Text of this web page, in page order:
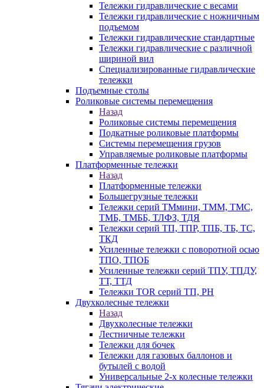
Тележки гидравлические с весами
Тележки гидравлические с ножничным
подъемом
Тележки гидравлические стандартные
Тележки гидравлические с различной
шириной вил
Специализированные гидравлические
тележки
Подъемные столы
Роликовые системы перемещения
Назад
Роликовые системы перемещения
Подкатные роликовые платформы
Системы перемещения грузов
Управляемые роликовые платформы
Платформенные тележки
Назад
Платформенные тележки
Большегрузные тележки
Тележки серий ТМмини, ТММ, ТМС,
ТМБ, ТМББ, ТЛФЗ, ТДЯ
Тележки серий ТП, ТПР, ТПБ, ТБ, ТС,
ТКД
Усиленные тележки с поворотной осью
ТПО, ТПОБ
Усиленные тележки серий ТПУ, ТПДУ,
ТТ, ТТД
Тележки TOR серий ТП, PH
Двухколесные тележки
Назад
Двухколесные тележки
Лестничные тележки
Тележки для бочек
Тележки для газовых баллонов и
бутылей с водой
Универсальные 2-х колесные тележки